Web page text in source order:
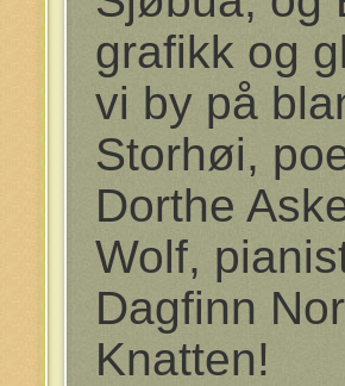
grafikk og
vi by på
Storhøi,
Dorthe
Wolf,
Dagfinn
Knatten!